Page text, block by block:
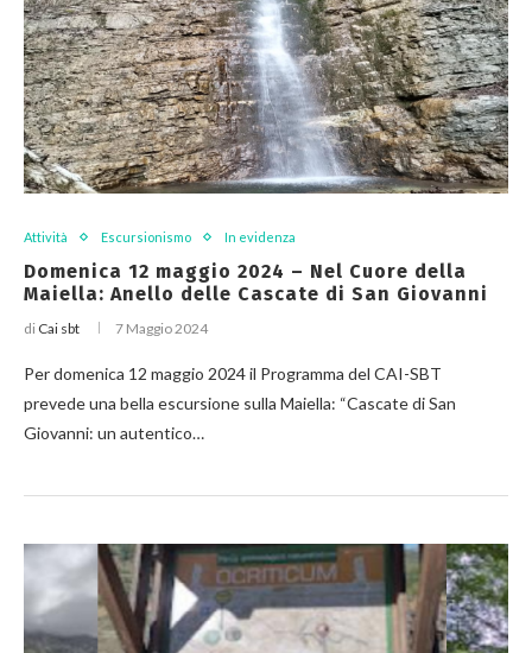
Attività Escursionismo In evidenza
Domenica 12 maggio 2024 – Nel Cuore della
Maiella: Anello delle Cascate di San Giovanni
di Cai sbt 7 Maggio 2024
Per domenica 12 maggio 2024 il Programma del CAI-SBT
prevede una bella escursione sulla Maiella: “Cascate di San
Giovanni: un autentico…